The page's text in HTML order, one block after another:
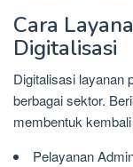
Cara
Digitalisasi
Digitalisasi layanan
berbagai sektor.
membentuk
Pelayanan